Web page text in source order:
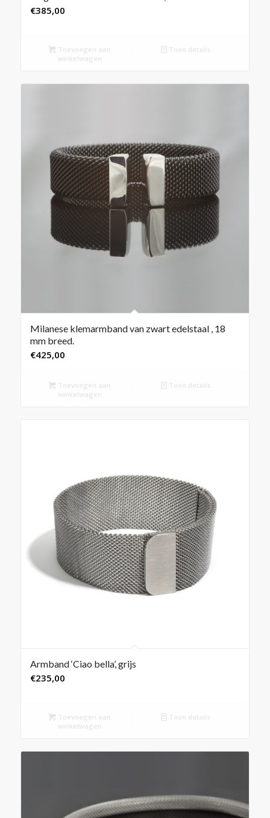
€385,00
Toevoegen aan
winkelwagen
Toon details
Milanese klemarmband van zwart edelstaal , 18
mm breed.
€425,00
Toevoegen aan
winkelwagen
Toon details
Armband ‘Ciao bella’, grijs
€235,00
Toevoegen aan
winkelwagen
Toon details